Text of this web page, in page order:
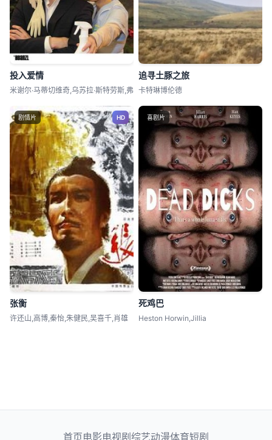
投入爱情
米谢尔·马蒂切维奇,乌苏拉·斯特劳斯,弗
追寻土豚之旅
卡特琳博伦德
剧情片 HD
张衡
许还山,高博,秦怡,朱健民,吴喜千,肖雄
喜剧片
死鸡巴
Heston Horwin,Jillia
首页电影电视剧 综艺动漫体育短剧